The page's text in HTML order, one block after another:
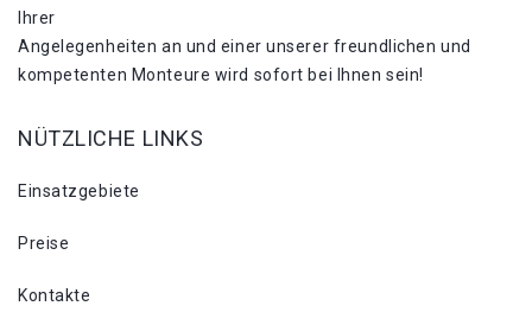
Ihrer
Angelegenheiten an und einer unserer freundlichen und
kompetenten Monteure wird sofort bei Ihnen sein!
NÜTZLICHE LINKS
Einsatzgebiete
Preise
Kontakte